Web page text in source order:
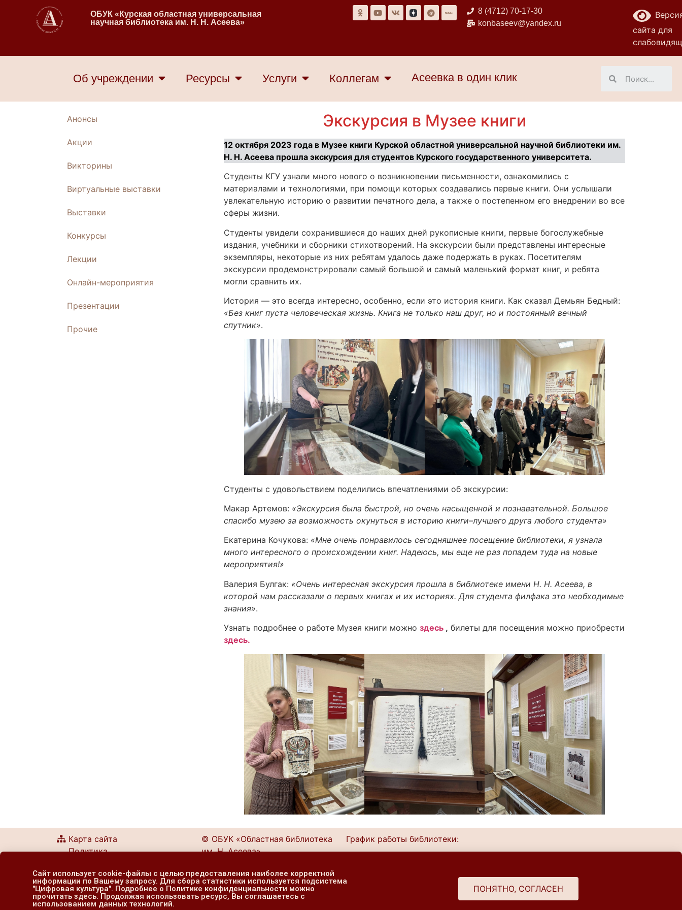
ОБУК «Курская областная универсальная
научная библиотека им. Н. Н. Асеева»
8 (4712) 70-17-30
konbaseev@yandex.ru
сайта для
Об учреждении Ресурсы Услуги Коллегам Асеевка в один клик
Анонсы
Акции
Викторины
Виртуальные выставки
Выставки
Конкурсы
Лекции
Онлайн-мероприятия
Презентации
Прочие
Экскурсия в Музее книги
12 октября 2023 года в Музее книги Курской областной универсальной научной библиотеки им.
Н. Н. Асеева прошла экскурсия для студентов Курского государственного университета.
Студенты КГУ узнали много нового о возникновении письменности, ознакомились с
материалами и технологиями, при помощи которых создавались первые книги. Они услышали
увлекательную историю о развитии печатного дела, а также о постепенном его внедрении во все
сферы жизни.
Студенты увидели сохранившиеся до наших дней рукописные книги, первые богослужебные
издания, учебники и сборники стихотворений. На экскурсии были представлены интересные
экземпляры, некоторые из них ребятам удалось даже подержать в руках. Посетителям
экскурсии продемонстрировали самый большой и самый маленький формат книг, и ребята
могли сравнить их.
История — это всегда интересно, особенно, если это история книги. Как сказал Демьян Бедный:
«Без книг пуста человеческая жизнь. Книга не только наш друг, но и постоянный вечный
спутник».
Студенты с удовольствием поделились впечатлениями об экскурсии:
Макар Артемов: «Экскурсия была быстрой, но очень насыщенной и познавательной. Большое
спасибо музею за возможность окунуться в историю книги–лучшего друга любого студента»
Екатерина Кочукова: «Мне очень понравилось сегодняшнее посещение библиотеки, я узнала
много интересного о происхождении книг. Надеюсь, мы еще не раз попадем туда на новые
мероприятия!»
Валерия Булгак: «Очень интересная экскурсия прошла в библиотеке имени Н. Н. Асеева, в
которой нам рассказали о первых книгах и их историях. Для студента филфака это необходимые
знания».
Узнать подробнее о работе Музея книги можно здесь , билеты для посещения можно приобрести
здесь.
Карта сайта
Политика
Согласие на обработку
персональных данных
© ОБУК «Областная библиотека
им. Н. Асеева»
г. Курск, ул. Ленина, 49
тел.: (4712) 70-17-30
e-mail: konbaseev@yandex.ru
График работы библиотеки:
пятница — выходной
Сайт использует cookie-файлы с целью предоставления наиболее корректной
информации по Вашему запросу. Для сбора статистики используется подсистема
"Цифровая культура". Подробнее о Политике конфиденциальности можно
прочитать здесь. Продолжая использовать ресурс, Вы соглашаетесь с
использованием данных технологий.
ПОНЯТНО, СОГЛАСЕН